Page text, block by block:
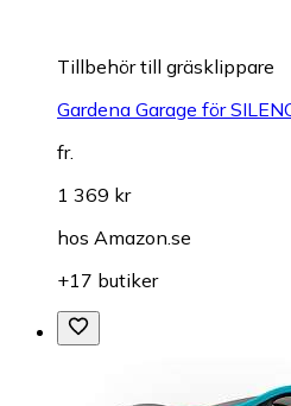
Tillbehör till gräsklippare
Gardena Garage för
fr.
1 369 kr
hos Amazon.se
+17 butiker